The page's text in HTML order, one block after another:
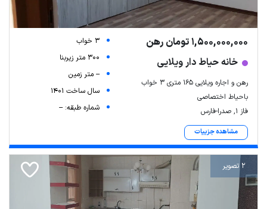
1,500,000,000 تومان رهن
خانه حیاط دار ویلایی
رهن و اجاره ویلایی ۱۶۵ متری ۳ خواب
باحیاط اختصاصی
فاز ۱, صدرا-فارس
مشاهده جزییات
3 خواب
300 متر زیربنا
-- متر زمین
سال ساخت 1401
شماره طبقه: --
2 تصویر